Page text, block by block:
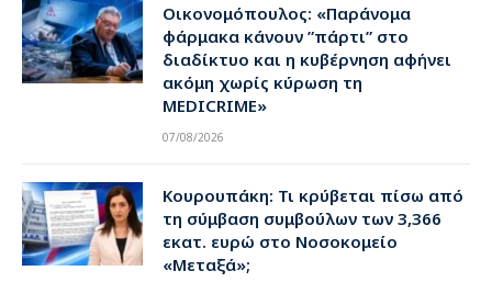
Οικονομόπουλος: «Παράνομα
φάρμακα κάνουν ”πάρτι” στο
διαδίκτυο και η κυβέρνηση αφήνει
ακόμη χωρίς κύρωση τη
MEDICRIME»
07/08/2026
Κουρουπάκη: Τι κρύβεται πίσω από
τη σύμβαση συμβούλων των 3,366
εκατ. ευρώ στο Νοσοκομείο
«Μεταξά»;